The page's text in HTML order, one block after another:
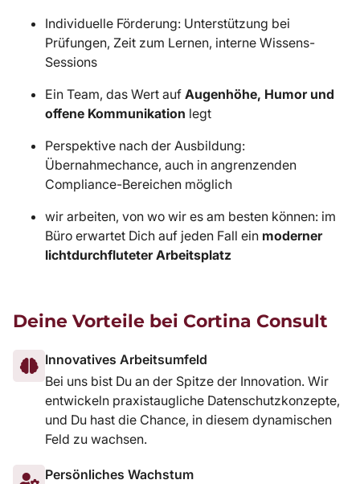
Individuelle Förderung: Unterstützung bei
Prüfungen, Zeit zum Lernen, interne Wissens-
Sessions
Ein Team, das Wert auf Augenhöhe, Humor und
offene Kommunikation legt
Perspektive nach der Ausbildung:
Übernahmechance, auch in angrenzenden
Compliance-Bereichen möglich
wir arbeiten, von wo wir es am besten können: im
Büro erwartet Dich auf jeden Fall ein moderner
lichtdurchfluteter Arbeitsplatz
Deine Vorteile bei Cortina Consult
Innovatives Arbeitsumfeld
Bei uns bist Du an der Spitze der Innovation. Wir
entwickeln praxistaugliche Datenschutzkonzepte,
und Du hast die Chance, in diesem dynamischen
Feld zu wachsen.
Persönliches Wachstum